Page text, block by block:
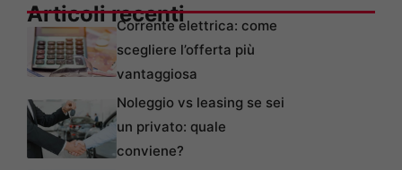
Articoli recentiCorrente elettrica: come
scegliere l’offerta più
vantaggiosa
Noleggio vs leasing se sei
un privato: quale
conviene?